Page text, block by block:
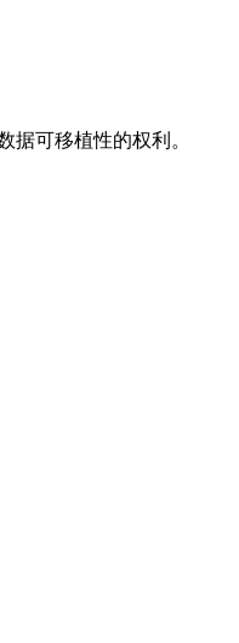
可移植性的权利。